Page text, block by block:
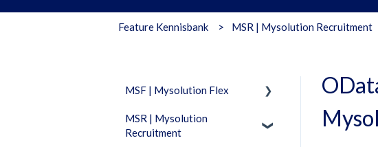
Feature Kennisbank MSR | Mysolution Recruitment
MSF | Mysolution Flex
Feature Packages
MSR | Mysolution
Recruitment